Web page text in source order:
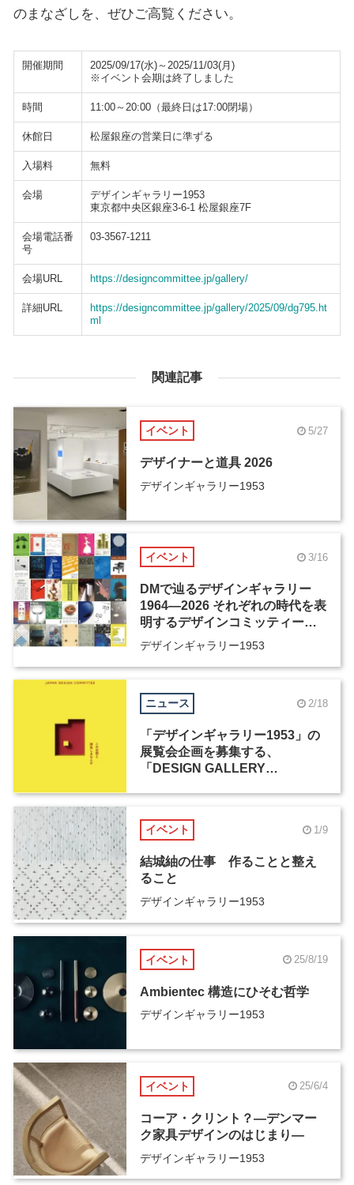
のまなざしを、ぜひご高覧ください。
開催期間
2025/09/17(水)～2025/11/03(月)
※イベント会期は終了しました
時間 11:00～20:00（最終日は17:00閉場）
休館日 松屋銀座の営業日に準ずる
入場料 無料
会場
デザインギャラリー1953
東京都中央区銀座3-6-1 松屋銀座7F
会場電話番
号
03-3567-1211
会場URL https://designcommittee.jp/gallery/
詳細URL
https://designcommittee.jp/gallery/2025/09/dg795.ht
ml
関連記事
イベント 5/27
デザイナーと道具 2026
デザインギャラリー1953
イベント 3/16
DMで辿るデザインギャラリー
1964―2026 それぞれの時代を表
明するデザインコミッティーの
活動歴、そしてその先へ
デザインギャラリー1953
ニュース 2/18
「デザインギャラリー1953」の
展覧会企画を募集する、
「DESIGN GALLERY
イベント 1/9
結城紬の仕事 作ることと整え
ること
デザインギャラリー1953
イベント 25/8/19
Ambientec 構造にひそむ哲学
デザインギャラリー1953
イベント 25/6/4
コーア・クリント？―デンマー
ク家具デザインのはじまり―
デザインギャラリー1953